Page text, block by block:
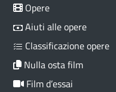
Opere
Aiuti alle opere
Classificazione opere
Nulla osta film
Film d’essai